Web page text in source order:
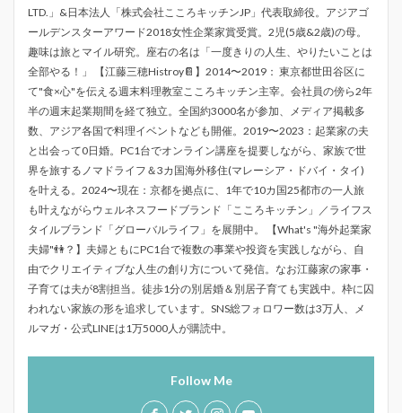
LTD.」&日本法人「株式会社こころキッチンJP」代表取締役。アジアゴ
ールデンスターアワード2018女性企業家賞受賞。2児(5歳&2歳)の母。
趣味は旅とマイル研究。座右の名は「一度きりの人生、やりたいことは
全部やる！」 【江藤三穂Histroy📔】2014〜2019： 東京都世田谷区に
て"食×心"を伝える週末料理教室こころキッチン主宰。会社員の傍ら2年
半の週末起業期間を経て独立。全国約3000名が参加、メディア掲載多
数、アジア各国で料理イベントなども開催。2019〜2023：起業家の夫
と出会って0日婚。PC1台でオンライン講座を提要しながら、家族で世
界を旅するノマドライフ＆3カ国海外移住(マレーシア・ドバイ・タイ)
を叶える。2024〜現在：京都を拠点に、1年で10カ国25都市の一人旅
も叶えながらウェルネスフードブランド「こころキッチン」／ライフス
タイルブランド「グローバルライフ」を展開中。 【What's "海外起業家
夫婦"👫？】夫婦ともにPC1台で複数の事業や投資を実践しながら、自
由でクリエイティブな人生の創り方について発信。なお江藤家の家事・
子育ては夫が8割担当。徒歩1分の別居婚＆別居子育ても実践中。枠に囚
われない家族の形を追求しています。SNS総フォロワー数は3万人、メ
ルマガ・公式LINEは1万5000人が購読中。
Follow Me